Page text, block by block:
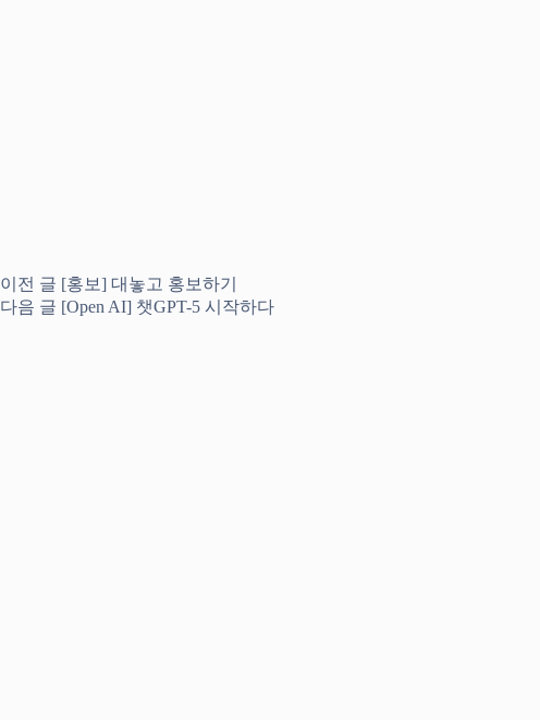
이전 글 [홍보] 대놓고 홍보하기
다음 글 [Open AI] 챗GPT-5 시작하다